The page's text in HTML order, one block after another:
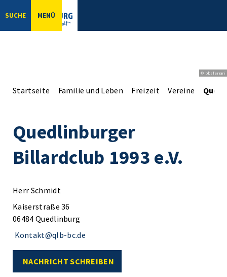
SUCHE MENÜ
© bbsferrari
Startseite Familie und Leben Freizeit Vereine
Quedlinburger
Billardclub 1993 e.V.
Herr Schmidt
Kaiserstraße 36
06484 Quedlinburg
Kontakt@qlb-bc.de
NACHRICHT SCHREIBEN